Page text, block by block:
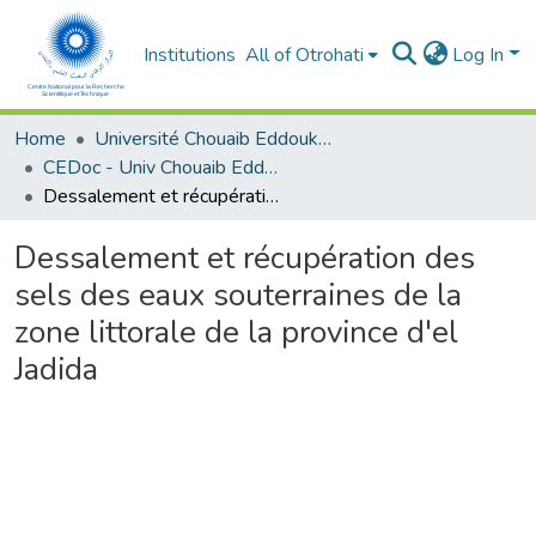
Institutions All of Otrohati Log In
Home
Université Chouaib Eddoukali - El Jadida
CEDoc - Univ Chouaib Eddoukali
Dessalement et récupération des sels des eaux souterraines de la zone littorale de la province d'el Jadida
Dessalement et récupération des
sels des eaux souterraines de la
zone littorale de la province d'el
Jadida